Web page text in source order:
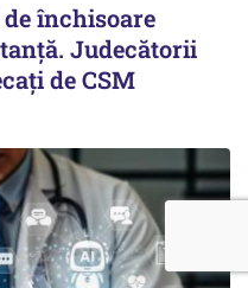
închisoare
Judecătorii
de CSM